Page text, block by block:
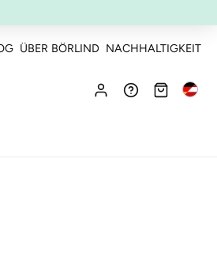
ÜBER BÖRLIND NACHHALTIGKEIT